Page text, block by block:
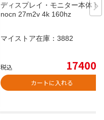
ディスプレイ・モニター本体 in
nocn 27m2v 4k 160hz
マイストア在庫： 3882
税込 17400
カートに入れる